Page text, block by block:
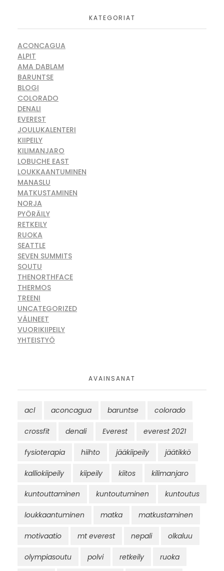
KATEGORIAT
ACONCAGUA
ALPIT
AMA DABLAM
BARUNTSE
BLOGI
COLORADO
DENALI
EVEREST
JOULUKALENTERI
KIIPEILY
KILIMANJARO
LOBUCHE EAST
LOUKKAANTUMINEN
MANASLU
MATKUSTAMINEN
NORJA
PYÖRÄILY
RETKEILY
RUOKA
SEATTLE
SEVEN SUMMITS
SOUTU
THENORTHFACE
THERMOS
TREENI
UNCATEGORIZED
VÄLINEET
VUORIKIIPEILY
YHTEISTYÖ
AVAINSANAT
acl aconcagua baruntse colorado
crossfit denali Everest everest 2021
fysioterapia hiihto jääkiipeily jäätikkö
kalliokiipeily kiipeily kiitos kilimanjaro
kuntouttaminen kuntoutuminen kuntoutus
loukkaantuminen matka matkustaminen
motivaatio mt everest nepali olkaluu
olympiasoutu polvi retkeily ruoka